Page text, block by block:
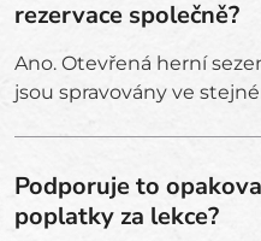
rezervace společně?
Ano. Otevřená herní
jsou spravovány ve
Podporuje to
poplatky za lekce?